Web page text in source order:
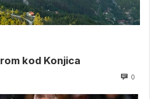
kod Konjica
0